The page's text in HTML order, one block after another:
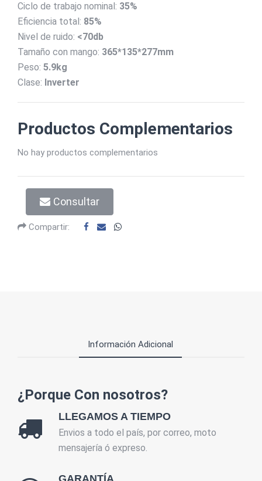
Ciclo de trabajo nominal: 35%
Eficiencia total: 85%
Nivel de ruido: <70db
Tamaño con mango: 365*135*277mm
Peso: 5.9kg
Clase: Inverter
Productos Complementarios
No hay productos complementarios
Consultar
Compartir:
Información Adicional
¿Porque Con nosotros?
LLEGAMOS A TIEMPO
Envios a todo el país, por correo, moto
mensajería ó expreso.
GARANTÍA